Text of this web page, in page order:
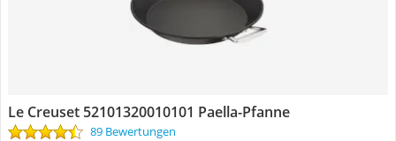
Le Creuset 52101320010101 Paella-Pfanne
89 Bewertungen